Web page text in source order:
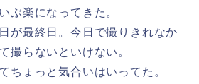
ぶ楽になってきた。
が最終日。今日で撮りきれなか
撮らないといけない。
ちょっと気合いはいってた。